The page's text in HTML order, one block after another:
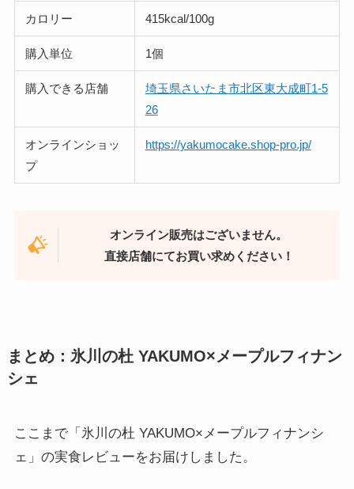
カロリー 415kcal/100g
購入単位 1個
購入できる店舗
埼玉県さいたま市北区東大成町1-5
26
オンラインショッ
プ
https://yakumocake.shop-pro.jp/
オンライン販売はございません。
直接店舗にてお買い求めください！
まとめ：氷川の杜 YAKUMO×メープルフィナン
シェ
ここまで「氷川の杜 YAKUMO×メープルフィナンシ
ェ」の実食レビューをお届けしました。